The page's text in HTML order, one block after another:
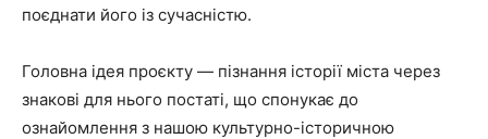
поєднати його із сучасністю.
Головна ідея проєкту — пізнання історії міста через
знакові для нього постаті, що спонукає до
ознайомлення з нашою культурно-історичною